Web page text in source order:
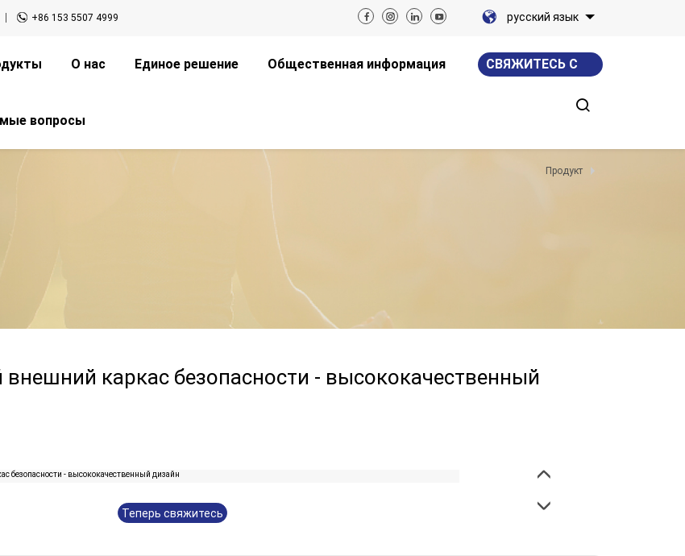
+86 153 5507 4999 русский язык
СВЯЖИТЕСЬ С
О нас Единое решение Общественная информация
вопросы
Продукт
каркас безопасности - высококачественный
Теперь свяжитесь